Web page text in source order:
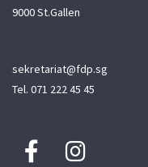
9000 St.Gallen
sekretariat@fdp.sg
Tel. 071 222 45 45